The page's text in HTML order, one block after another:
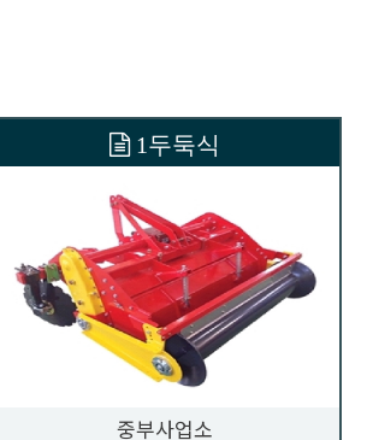
1두둑식
중부사업소